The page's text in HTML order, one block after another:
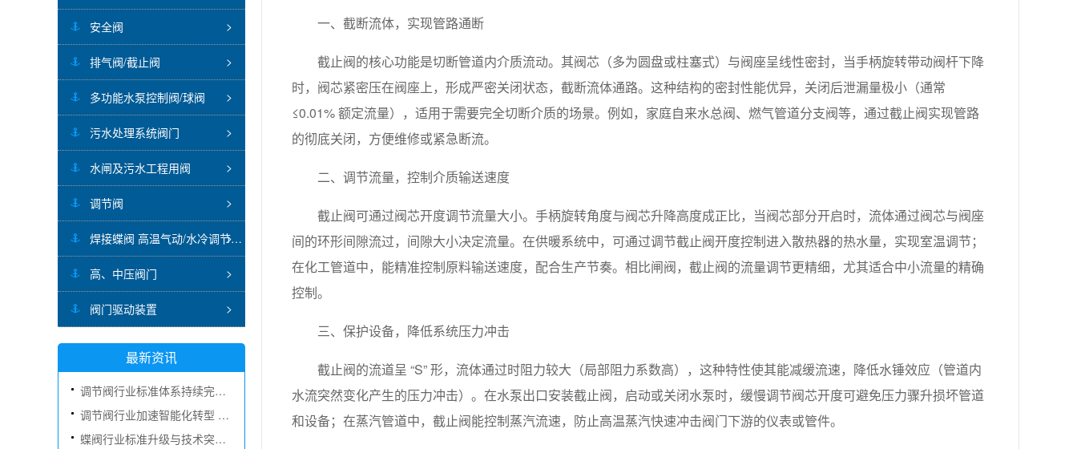
安全阀
排气阀/截止阀
多功能水泵控制阀/球阀
污水处理系统阀门
水闸及污水工程用阀
调节阀
焊接蝶阀 高温气动/水冷调节蝶阀
高、中压阀门
阀门驱动装置
最新资讯
调节阀行业标准体系持续完善 技术创新赋能多元应用场景
调节阀行业加速智能化转型 国产替代与市场扩容双轮驱动
蝶阀行业标准升级与技术突破双向驱动 智能化转型全面提速
一、截断流体，实现管路通断
截止阀的核心功能是切断管道内介质流动。其阀芯（多为圆盘或柱塞式）与阀座呈线性密封，当手柄旋转带动阀杆下降
时，阀芯紧密压在阀座上，形成严密关闭状态，截断流体通路。这种结构的密封性能优异，关闭后泄漏量极小（通常
≤0.01% 额定流量），适用于需要完全切断介质的场景。例如，家庭自来水总阀、燃气管道分支阀等，通过截止阀实现管路
的彻底关闭，方便维修或紧急断流。
二、调节流量，控制介质输送速度
截止阀可通过阀芯开度调节流量大小。手柄旋转角度与阀芯升降高度成正比，当阀芯部分开启时，流体通过阀芯与阀座
间的环形间隙流过，间隙大小决定流量。在供暖系统中，可通过调节截止阀开度控制进入散热器的热水量，实现室温调节；
在化工管道中，能精准控制原料输送速度，配合生产节奏。相比闸阀，截止阀的流量调节更精细，尤其适合中小流量的精确
控制。
三、保护设备，降低系统压力冲击
截止阀的流道呈 “S” 形，流体通过时阻力较大（局部阻力系数高），这种特性使其能减缓流速，降低水锤效应（管道内
水流突然变化产生的压力冲击）。在水泵出口安装截止阀，启动或关闭水泵时，缓慢调节阀芯开度可避免压力骤升损坏管道
和设备；在蒸汽管道中，截止阀能控制蒸汽流速，防止高温蒸汽快速冲击阀门下游的仪表或管件。